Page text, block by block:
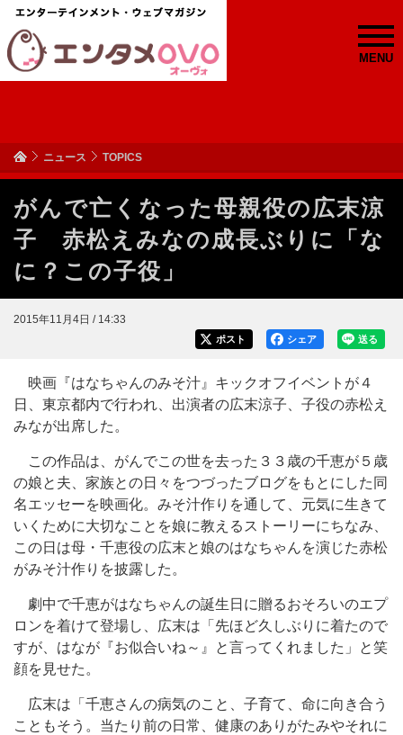
MENU
ニュース TOPICS
がんで亡くなった母親役の広末涼
子 赤松えみなの成長ぶりに「な
に？この子役」
2015年11月4日 / 14:33
送る
シェア
ポスト
映画『はなちゃんのみそ汁』キックオフイベントが４
日、東京都内で行われ、出演者の広末涼子、子役の赤松え
みなが出席した。
この作品は、がんでこの世を去った３３歳の千恵が５歳
の娘と夫、家族との日々をつづったブログをもとにした同
名エッセーを映画化。みそ汁作りを通して、元気に生きて
いくために大切なことを娘に教えるストーリーにちなみ、
この日は母・千恵役の広末と娘のはなちゃんを演じた赤松
がみそ汁作りを披露した。
劇中で千恵がはなちゃんの誕生日に贈るおそろいのエプ
ロンを着けて登場し、広末は「先ほど久しぶりに着たので
すが、はなが『お似合いね～』と言ってくれました」と笑
顔を見せた。
広末は「千恵さんの病気のこと、子育て、命に向き合う
こともそう。当たり前の日常、健康のありがたみやそれに